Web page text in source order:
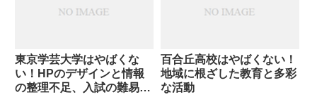
東京学芸大学はやばくな
い！HPのデザインと情報
の整理不足、入試の難易度
百合丘高校はやばくない！
地域に根ざした教育と多彩
な活動